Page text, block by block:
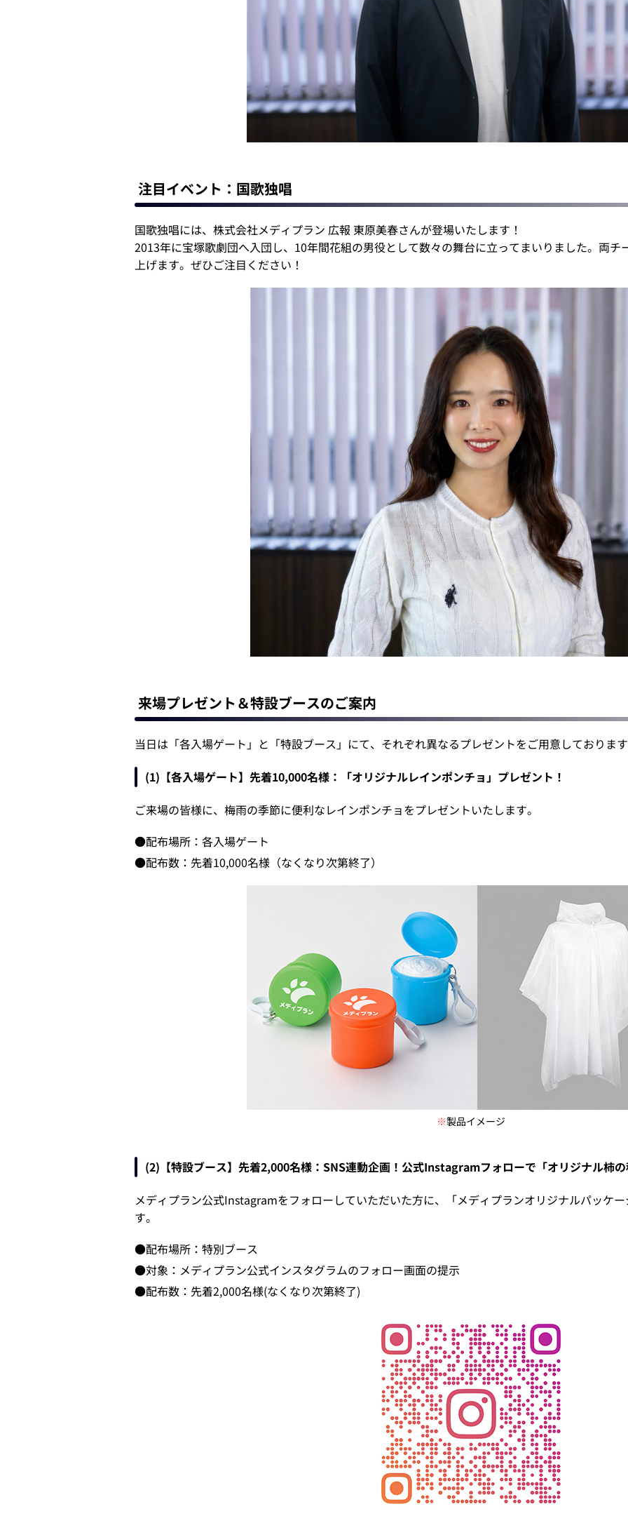
注目イベント：国歌独唱
国歌独唱には、株式会社メディプラン 広報 東原美春さんが登場いたします！
2013年に宝塚歌劇団へ入団し、10年間花組の男役として数々の舞台に立ってまいりました。両
上げます。ぜひご注目ください！
来場プレゼント＆特設ブースのご案内
当日は「各入場ゲート」と「特設ブース」にて、それぞれ異なるプレゼントをご用意しておりま
(1)【各入場ゲート】先着10,000名様：「オリジナルレインポンチョ」プレゼント！
ご来場の皆様に、梅雨の季節に便利なレインポンチョをプレゼントいたします。
●配布場所：各入場ゲート
●配布数：先着10,000名様（なくなり次第終了）
※製品イメージ
(2)【特設ブース】先着2,000名様：SNS連動企画！公式Instagramフォローで「オリジナル柿
メディプラン公式Instagramをフォローしていただいた方に、「メディプランオリジナルパッケ
す。
●配布場所：特別ブース
●対象：メディプラン公式インスタグラムのフォロー画面の提示
●配布数：先着2,000名様(なくなり次第終了)